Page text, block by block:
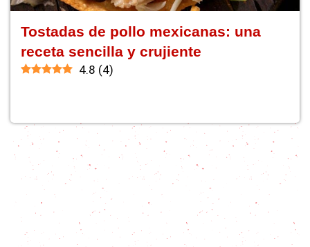
Tostadas de pollo mexicanas: una
receta sencilla y crujiente
4.8 (4)